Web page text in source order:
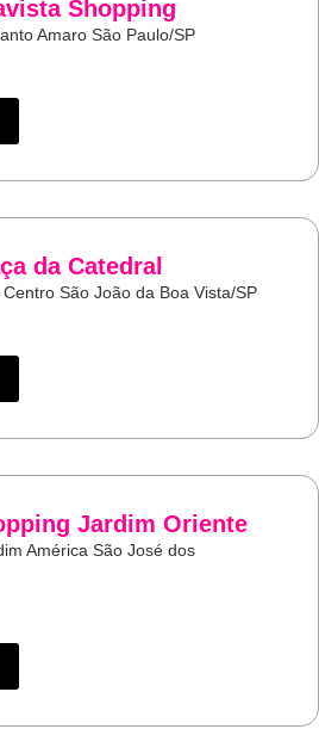
Shopping
Amaro São Paulo/SP
da Catedral
São João da Boa Vista/SP
Jardim Oriente
América São José dos